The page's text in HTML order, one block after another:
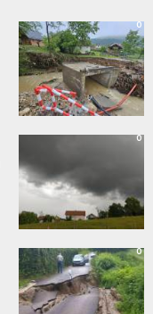
0
0
0